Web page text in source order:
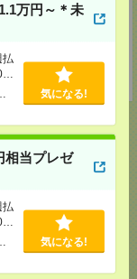
万円～＊未
払
気になる!
相当プレゼ
払
気になる!
ント中★
電話応募